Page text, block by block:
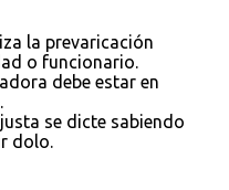
la prevaricación
o funcionario.
debe estar en
se dicte sabiendo
dolo.